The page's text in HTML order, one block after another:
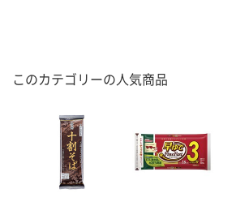
このカテゴリーの人気商品